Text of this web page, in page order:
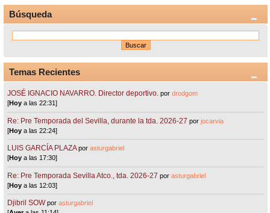
Búsqueda
Temas Recientes
JOSÉ IGNACIO NAVARRO. Director deportivo. pordrodgom
[Hoy a las 22:31]
Re: Pre Temporada del Sevilla, durante la tda. 2026-27 porjocarvia
[Hoy a las 22:24]
LUIS GARCÍA PLAZA porasturgabriel
[Hoy a las 17:30]
Re: Pre Temporada Sevilla Atco., tda. 2026-27 porasturgabriel
[Hoy a las 12:03]
Djibril SOW porasturgabriel